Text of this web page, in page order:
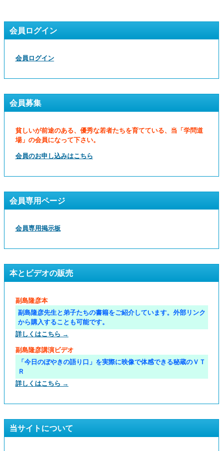
会員ログイン
会員ログイン
会員募集
貧しいが前途のある、優秀な若者たちを育てている、当「学問道
場」の会員になって下さい。
会員のお申し込みはこちら
会員専用ページ
会員専用掲示板
本とビデオの販売
副島隆彦本
副島隆彦先生と弟子たちの書籍をご紹介しています。外部リンク
から購入することも可能です。
詳しくはこちら →
副島隆彦講演ビデオ
「今日のぼやきの語り口」を実際に映像で体感できる秘蔵のＶＴ
Ｒ
詳しくはこちら →
当サイトについて